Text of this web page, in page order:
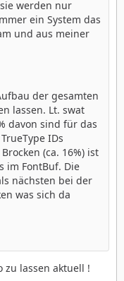
werden nur
ein System das
und aus meiner
der gesamten
lassen. Lt. swat
davon sind für das
IDs
(ca. 16%) ist
im FontBuf. Die
nächsten bei der
was sich da
zu lassen aktuell !